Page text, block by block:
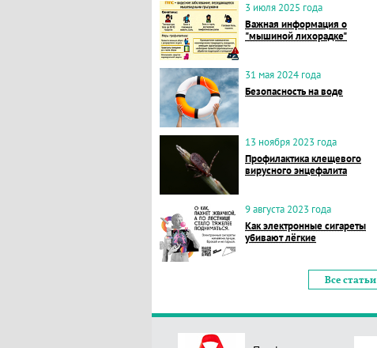
3 июля 2025 года
Важная информация о
"мышиной лихорадке"
31 мая 2024 года
Безопасность на воде
13 ноября 2023 года
Профилактика клещевого
вирусного энцефалита
9 августа 2023 года
Как электронные сигареты
убивают лёгкие
Все статьи